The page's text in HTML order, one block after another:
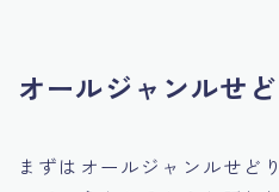
オールジャンルせ
まずはオールジャンルせど